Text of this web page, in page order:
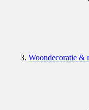
Woondecoratie &